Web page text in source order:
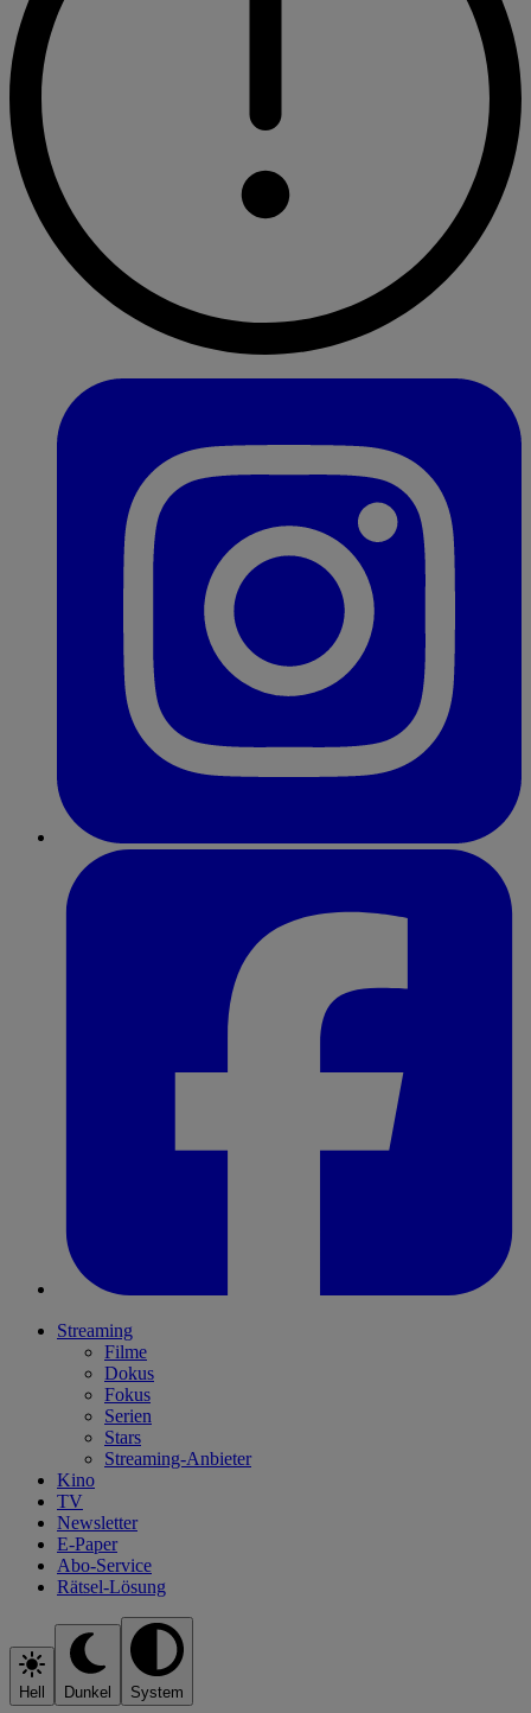
Streaming
Filme
Dokus
Fokus
Serien
Stars
Streaming-Anbieter
Kino
TV
Newsletter
E-Paper
Abo-Service
Rätsel-Lösung
Hell Dunkel System